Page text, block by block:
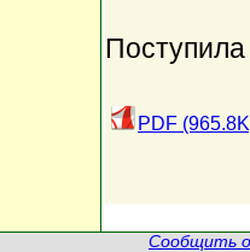
PDF
Сообщить о